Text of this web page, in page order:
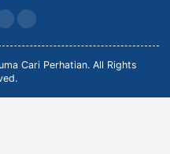
TikTok
Cari Perhatian. All Rights